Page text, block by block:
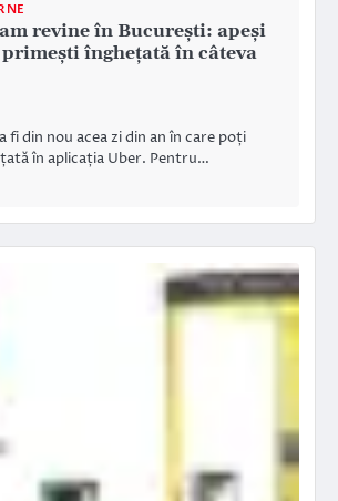
revine în București: apeși
înghețată în câteva
fi din nou acea zi din an în care poți
în aplicația Uber. Pentru…